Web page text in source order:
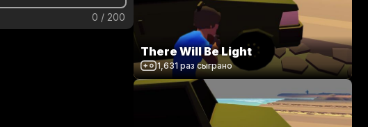
0 / 200
There Will Be Light
1,631 раз сыграно